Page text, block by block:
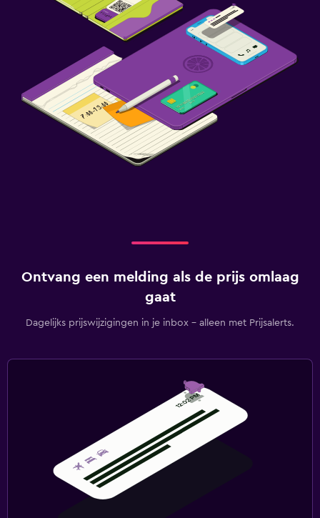
Ontvang een melding als de prijs omlaag
gaat
Dagelijks prijswijzigingen in je inbox - alleen met Prijsalerts.